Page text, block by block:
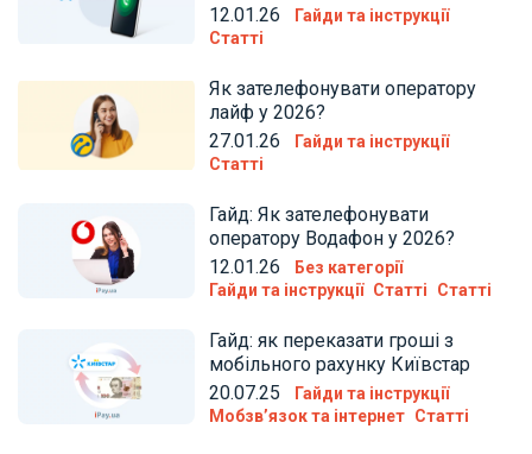
12.01.26
Гайди та інструкції
Статті
Як зателефонувати оператору
лайф у 2026?
27.01.26
Гайди та інструкції
Статті
Гайд: Як зателефонувати
оператору Водафон у 2026?
12.01.26
Без категорії
Гайди та інструкції Статті Статті
Гайд: як переказати гроші з
мобільного рахунку Київстар
20.07.25
Гайди та інструкції
Мобзв’язок та інтернет Статті